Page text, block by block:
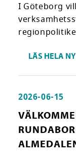
I Göteborg
LÄS HELA
2026-06-15